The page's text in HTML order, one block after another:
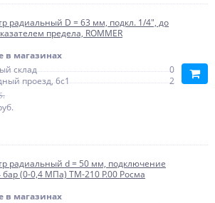
радиальный D = 63 мм, подкл. 1/4", до
предела, ROMMER
в магазинах
склад
0
проезд, 6с1
2
радиальный d = 50 мм, подключение
бар (0-0,4 МПа) ТМ-210 P.00 Росма
в магазинах